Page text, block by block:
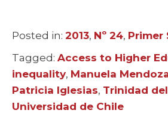
Posted in: Categories
2013, Nº 24, Primer
Tagged: Tags
Access to Higher
inequality, Manuela
Patricia Iglesias, Trinidad
Universidad de Chile